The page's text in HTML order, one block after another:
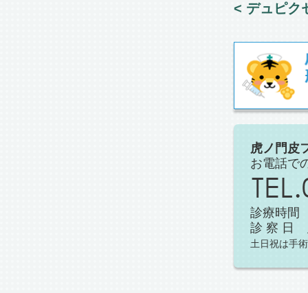
< デュピク
虎ノ門皮
お電話で
診療時間
診 察 日
土日祝は手